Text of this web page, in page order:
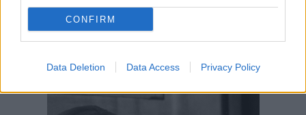
CONFIRM
Data Deletion Data Access Privacy Policy